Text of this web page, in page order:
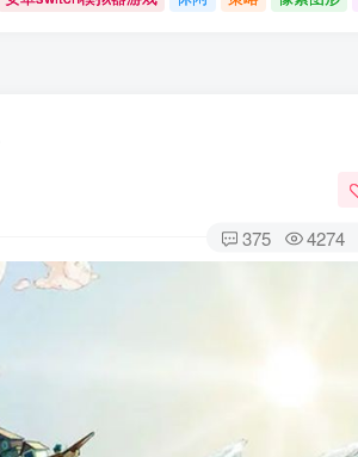
375 4274